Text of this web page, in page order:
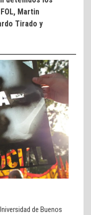
Martin
Tirado y
de Buenos